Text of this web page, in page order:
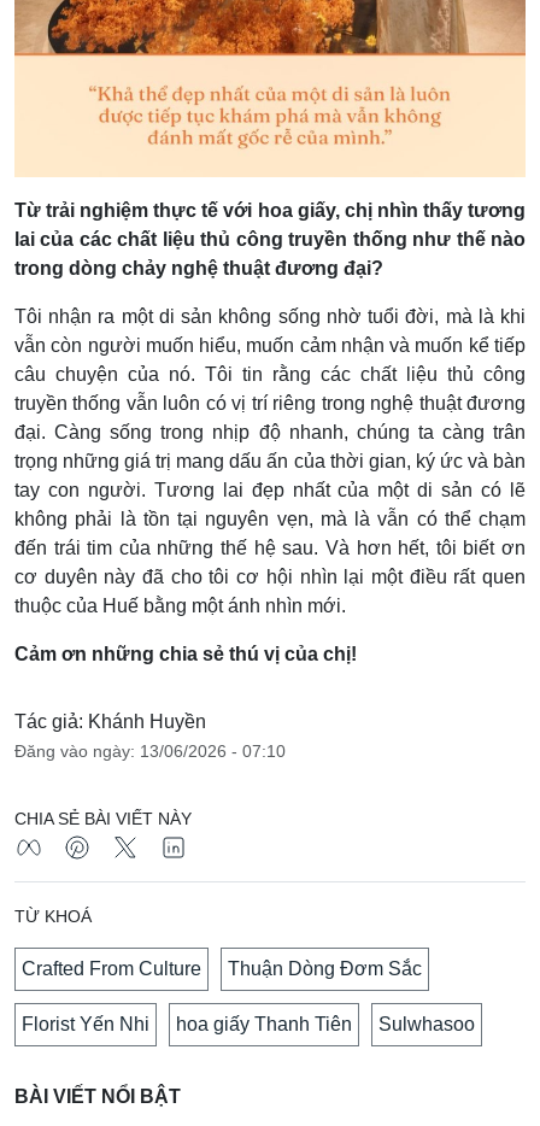
Từ trải nghiệm thực tế với hoa giấy, chị nhìn thấy tương
lai của các chất liệu thủ công truyền thống như thế nào
trong dòng chảy nghệ thuật đương đại?
Tôi nhận ra một di sản không sống nhờ tuổi đời, mà là khi
vẫn còn người muốn hiểu, muốn cảm nhận và muốn kể tiếp
câu chuyện của nó. Tôi tin rằng các chất liệu thủ công
truyền thống vẫn luôn có vị trí riêng trong nghệ thuật đương
đại. Càng sống trong nhịp độ nhanh, chúng ta càng trân
trọng những giá trị mang dấu ấn của thời gian, ký ức và bàn
tay con người. Tương lai đẹp nhất của một di sản có lẽ
không phải là tồn tại nguyên vẹn, mà là vẫn có thể chạm
đến trái tim của những thế hệ sau. Và hơn hết, tôi biết ơn
cơ duyên này đã cho tôi cơ hội nhìn lại một điều rất quen
thuộc của Huế bằng một ánh nhìn mới.
Cảm ơn những chia sẻ thú vị của chị!
Tác giả: Khánh Huyền
Đăng vào ngày: 13/06/2026 - 07:10
CHIA SẺ BÀI VIẾT NÀY
TỪ KHOÁ
Crafted From Culture Thuận Dòng Đơm Sắc
Florist Yến Nhi hoa giấy Thanh Tiên Sulwhasoo
BÀI VIẾT NỔI BẬT